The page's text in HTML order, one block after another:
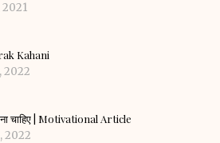
2021
Kahani
2022
चाहिए | Motivational Article
2022